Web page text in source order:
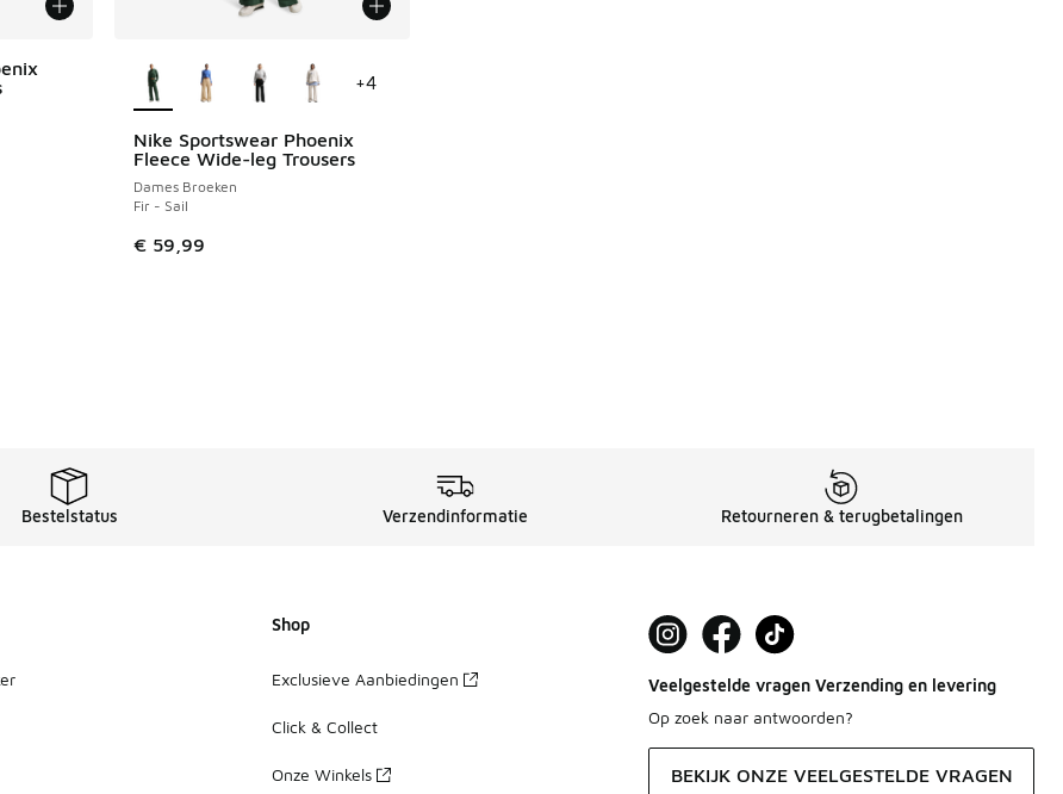
Nike Sportswear Phoenix
Fleece Wide-leg Trousers
Dames Broeken
Fir - Sail
€ 59,99
+4
Bestelstatus Verzendinformatie Retourneren & terugbetalingen
Shop
Exclusieve Aanbiedingen
Click & Collect
Onze Winkels
Veelgestelde vragen Verzending en levering
Op zoek naar antwoorden?
BEKIJK ONZE VEELGESTELDE VRAGEN